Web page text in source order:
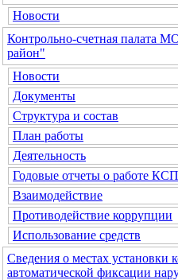
Новости
Контрольно-счетная палата
район"
Новости
Документы
Структура и состав
План работы
Деятельность
Годовые отчеты о работе КСП
Взаимодействие
Противодействие коррупции
Использование средств
Сведения о местах установки
автоматической фиксации